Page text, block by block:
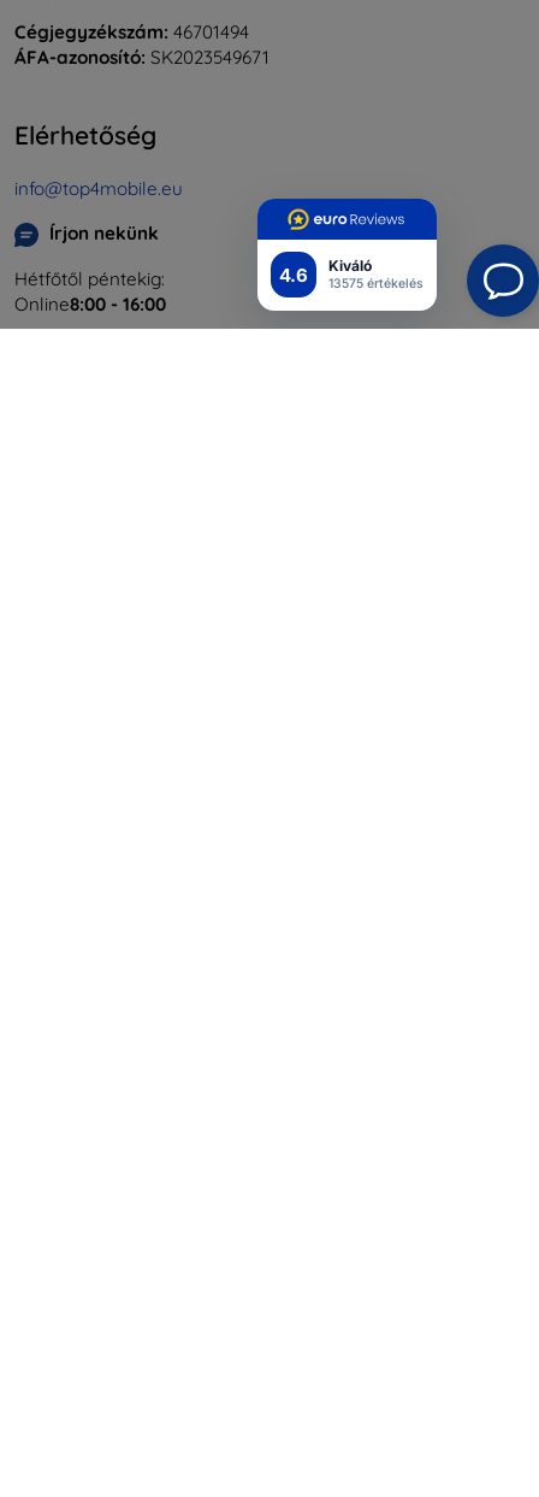
4.6 Kiváló
13575 értékelés
Cégjegyzékszám: 46701494
ÁFA-azonosító: SK2023549671
Elérhetőség
info@top4mobile.eu
Írjon nekünk
Hétfőtől péntekig:
Online8:00 - 16:00